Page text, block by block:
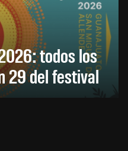
todos los
29 del festival